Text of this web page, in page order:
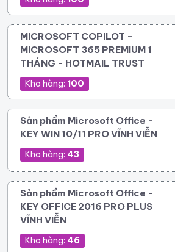
MICROSOFT COPILOT -
MICROSOFT 365 PREMIUM 1
THÁNG - HOTMAIL TRUST
Kho hàng: 100
Sản phẩm Microsoft Office -
KEY WIN 10/11 PRO VĨNH VIỄN
Kho hàng: 43
Sản phẩm Microsoft Office -
KEY OFFICE 2016 PRO PLUS
VĨNH VIỄN
Kho hàng: 46